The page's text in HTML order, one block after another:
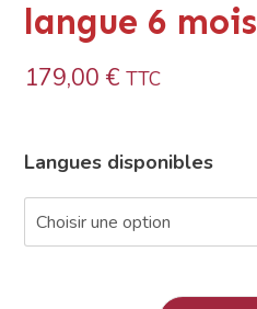
langue 6 mois
179,00 € TTC
Langues disponibles